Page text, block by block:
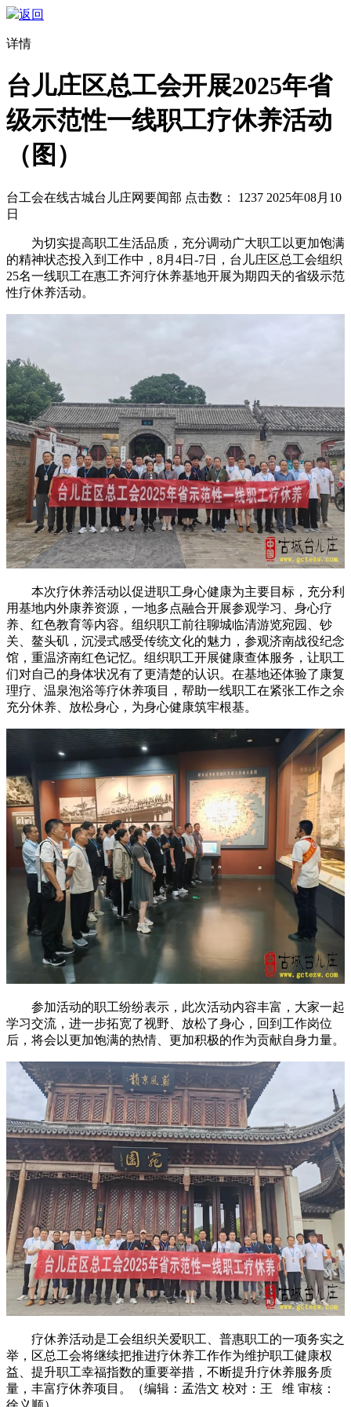
返回
详情
台儿庄区总工会开展2025年省
级示范性一线职工疗休养活动
（图）
台工会在线古城台儿庄网要闻部 点击数： 1237 2025年08月10
日
为切实提高职工生活品质，充分调动广大职工以更加饱满
的精神状态投入到工作中，8月4日-7日，台儿庄区总工会组织
25名一线职工在惠工齐河疗休养基地开展为期四天的省级示范
性疗休养活动。
本次疗休养活动以促进职工身心健康为主要目标，充分利
用基地内外康养资源，一地多点融合开展参观学习、身心疗
养、红色教育等内容。组织职工前往聊城临清游览宛园、钞
关、鳌头矶，沉浸式感受传统文化的魅力，参观济南战役纪念
馆，重温济南红色记忆。组织职工开展健康查体服务，让职工
们对自己的身体状况有了更清楚的认识。在基地还体验了康复
理疗、温泉泡浴等疗休养项目，帮助一线职工在紧张工作之余
充分休养、放松身心，为身心健康筑牢根基。
参加活动的职工纷纷表示，此次活动内容丰富，大家一起
学习交流，进一步拓宽了视野、放松了身心，回到工作岗位
后，将会以更加饱满的热情、更加积极的作为贡献自身力量。
疗休养活动是工会组织关爱职工、普惠职工的一项务实之
举，区总工会将继续把推进疗休养工作作为维护职工健康权
益、提升职工幸福指数的重要举措，不断提升疗休养服务质
量，丰富疗休养项目。（编辑：孟浩文 校对：王 维 审核：